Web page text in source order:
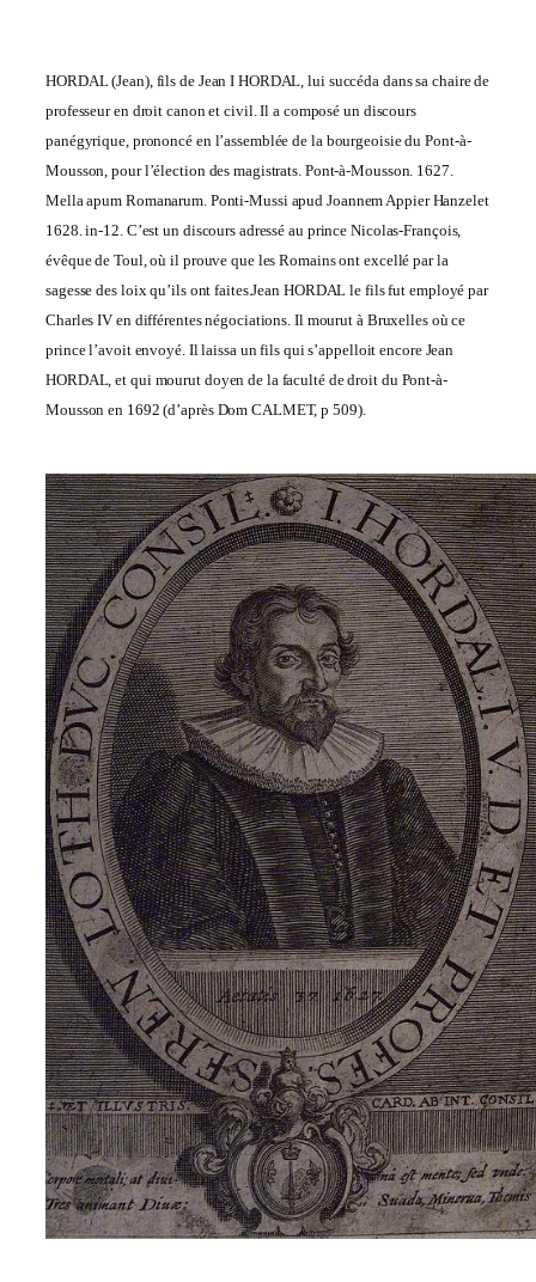
HORDAL (Jean), fils de Jean I HORDAL, lui succéda dans sa chaire de
professeur en droit canon et civil. Il a composé un discours
panégyrique, prononcé en l’assemblée de la bourgeoisie du Pont-à-
Mousson, pour l’élection des magistrats. Pont-à-Mousson. 1627.
Mella apum Romanarum. Ponti-Mussi apud Joannem Appier Hanzelet
1628. in-12. C’est un discours adressé au prince Nicolas-François,
évêque de Toul, où il prouve que les Romains ont excellé par la
sagesse des loix qu’ils ont faites.Jean HORDAL le fils fut employé par
Charles IV en différentes négociations. Il mourut à Bruxelles où ce
prince l’avoit envoyé. Il laissa un fils qui s’appelloit encore Jean
HORDAL, et qui mourut doyen de la faculté de droit du Pont-à-
Mousson en 1692 (d’après Dom CALMET, p 509).